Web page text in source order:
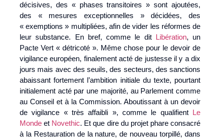
décisives, des « phases transitoires » sont ajoutées,
des « mesures exceptionnelles » décidées, des
« exemptions » multipliées, afin de vider les réformes de
leur substance. En bref, comme le dit Libération, un
Pacte Vert « détricoté ». Même chose pour le devoir de
vigilance européen, finalement acté de justesse il y a dix
jours mais avec des seuils, des secteurs, des sanctions
abaissant fortement l’ambition initiale du texte, pourtant
initialement acté par une majorité, au Parlement comme
au Conseil et à la Commission. Aboutissant à un devoir
de vigilance « très affaibli », comme le qualifient Le
Monde et Novethic. Et que dire du projet phare consacré
à la Restauration de la nature, de nouveau torpillé, dans